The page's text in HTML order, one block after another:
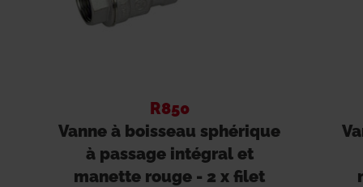
R850
Vanne à boisseau sphérique
à passage intégral et
manette rouge - 2 x filet